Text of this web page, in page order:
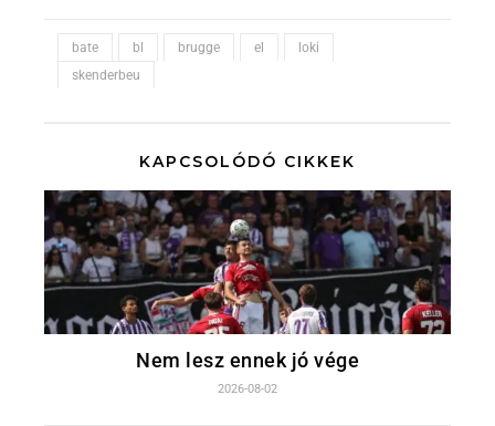
bate bl brugge el
loki
skenderbeu
KAPCSOLÓDÓ CIKKEK
Nem lesz ennek jó vége
2026-08-02